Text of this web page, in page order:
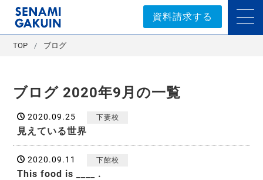
セナミ学院｜学習塾
資料請求する
TOP ブログ
ブログ 2020年9月の一覧
2020.09.25 下妻校
見えている世界
2020.09.11 下館校
This food is ____ .